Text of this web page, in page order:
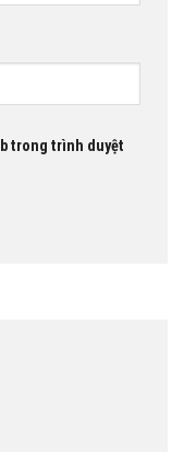
trong trình duyệt